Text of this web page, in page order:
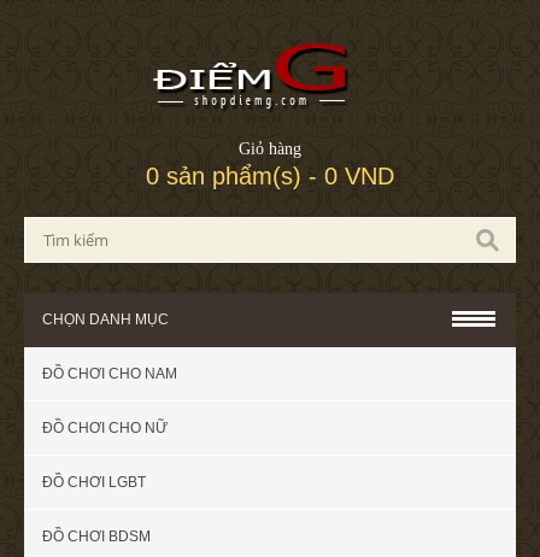
Giỏ hàng
0 sản phẩm(s) - 0 VND
CHỌN DANH MỤC
ĐỒ CHƠI CHO NAM
ĐỒ CHƠI CHO NỮ
ĐỒ CHƠI LGBT
ĐỒ CHƠI BDSM